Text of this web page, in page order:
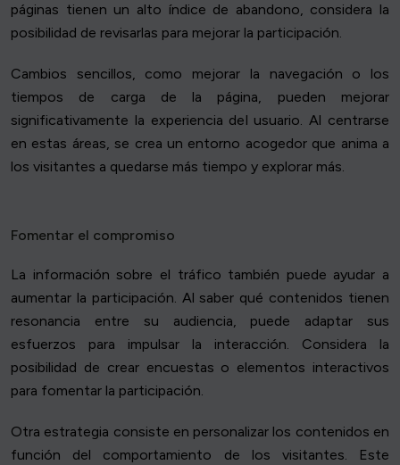
páginas tienen un alto índice de abandono, considera la
posibilidad de revisarlas para mejorar la participación.
Cambios sencillos, como mejorar la navegación o los
tiempos de carga de la página, pueden mejorar
significativamente la experiencia del usuario. Al centrarse
en estas áreas, se crea un entorno acogedor que anima a
los visitantes a quedarse más tiempo y explorar más.
Fomentar el compromiso
La información sobre el tráfico también puede ayudar a
aumentar la participación. Al saber qué contenidos tienen
resonancia entre su audiencia, puede adaptar sus
esfuerzos para impulsar la interacción. Considera la
posibilidad de crear encuestas o elementos interactivos
para fomentar la participación.
Otra estrategia consiste en personalizar los contenidos en
función del comportamiento de los visitantes. Este